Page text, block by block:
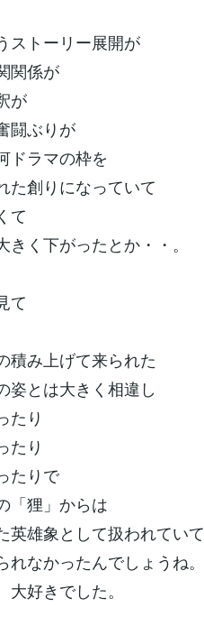
ストーリー展開が
関係が
が
闘ぶりが
ドラマの枠を
た創りになっていて
て
きく下がったとか・・。
て
積み上げて来られた
姿とは大きく相違し
たり
たり
たりで
「狸」からは
英雄象として扱われていて
れなかったんでしょうね。
好きでした。